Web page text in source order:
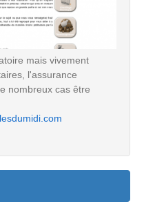
mais vivement
l'assurance
nombreux cas être